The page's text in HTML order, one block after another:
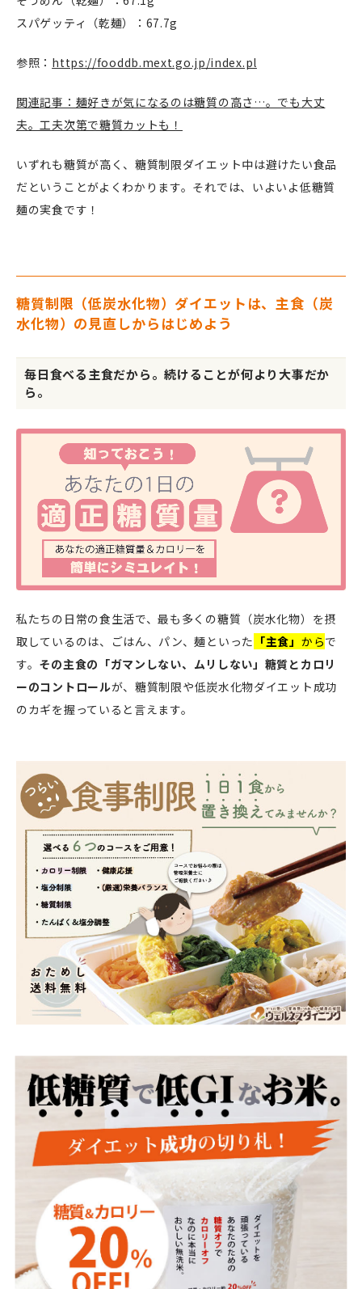
スパゲッティ（乾麺）：67.7g
参照： https://fooddb.mext.go.jp/index.pl
関連記事：麺好きが気になるのは糖質の高さ…。でも大丈
夫。工夫次第で糖質カットも！
いずれも糖質が高く、糖質制限ダイエット中は避けたい食品
だということがよくわかります。それでは、いよいよ低糖質
麺の実食です！
糖質制限（低炭水化物）ダイエットは、主食（炭
水化物）の見直しからはじめよう
毎日食べる主食だから。続けることが何より大事だか
ら。
私たちの日常の食生活で、最も多くの糖質（炭水化物）を摂
取しているのは、ごはん、パン、麺といった 「主食」 からで
す。 その主食の「ガマンしない、ムリしない」糖質とカロリ
ーのコントロールが、糖質制限や低炭水化物ダイエット成功
のカギを握っていると言えます。